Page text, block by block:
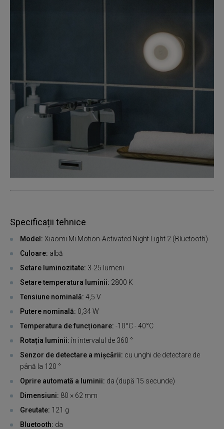
Specificații tehnice
Model: Xiaomi Mi Motion-Activated Night Light 2 (Bluetooth)
Culoare: albă
Setare luminozitate: 3-25 lumeni
Setare temperatura luminii: 2800 K
Tensiune nominală: 4,5 V
Putere nominală: 0,34 W
Temperatura de funcționare: -10°C - 40°C
Rotația luminii: în intervalul de 360 ​​°
Senzor de detectare a mișcării: cu unghi de detectare de
până la 120 °
Oprire automată a luminii: da (după 15 secunde)
Dimensiuni: 80 × 62 mm
Greutate: 121 g
Bluetooth: da